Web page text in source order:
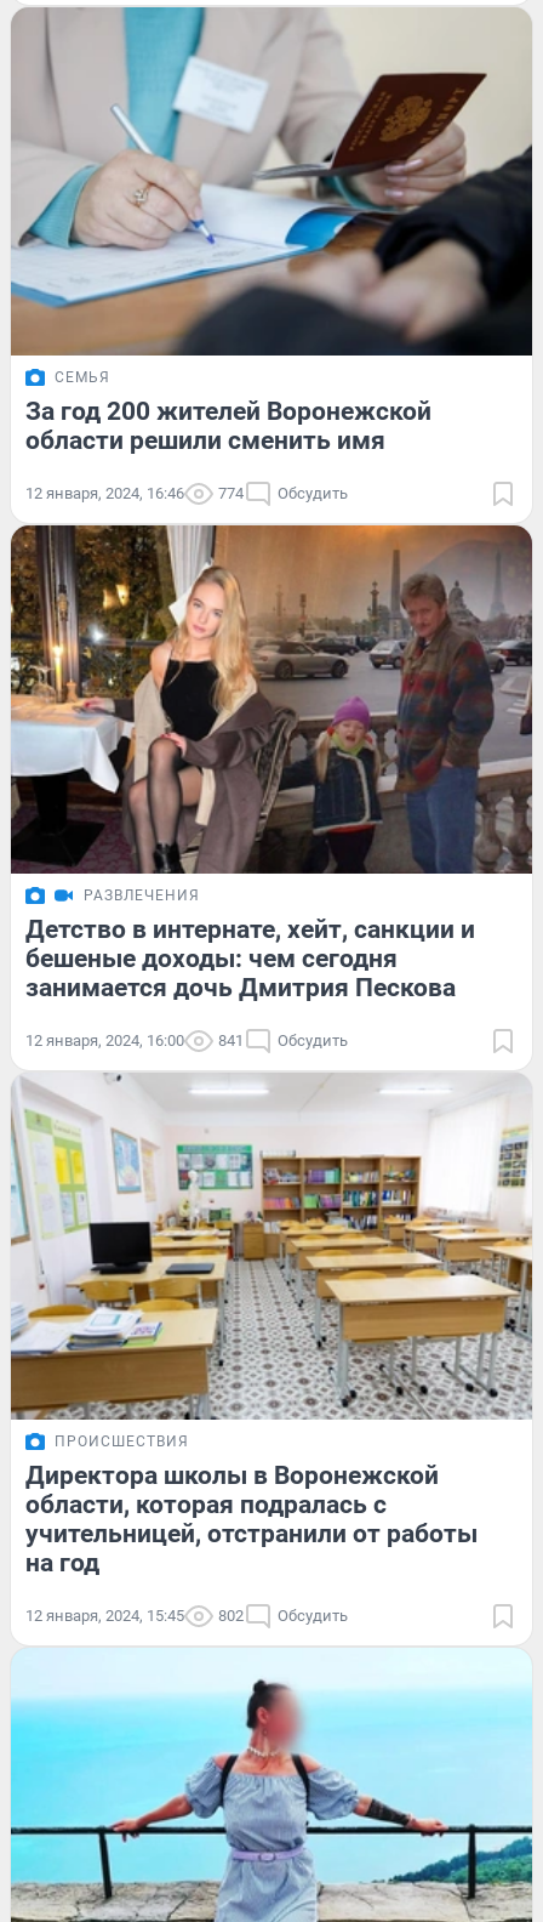
СЕМЬЯ
За год 200 жителей Воронежской
области решили сменить имя
12 января, 2024, 16:46 774 Обсудить
РАЗВЛЕЧЕНИЯ
Детство в интернате, хейт, санкции и
бешеные доходы: чем сегодня
занимается дочь Дмитрия Пескова
12 января, 2024, 16:00 841 Обсудить
ПРОИСШЕСТВИЯ
Директора школы в Воронежской
области, которая подралась с
учительницей, отстранили от работы
на год
12 января, 2024, 15:45 802 Обсудить